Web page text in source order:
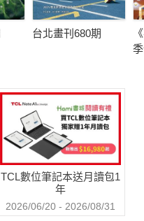
台北畫刊680期
TCL數位筆記本送月讀包1
年
2026/06/20 - 2026/08/31